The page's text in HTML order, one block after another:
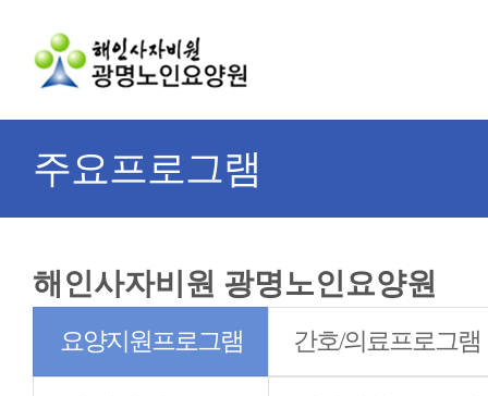
주요프로그램
해인사자비원 광명노인요양원
요양지원프로그램 간호/의료프로그램